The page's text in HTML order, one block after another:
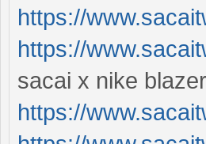
https://
https://
sacai x nike
https://